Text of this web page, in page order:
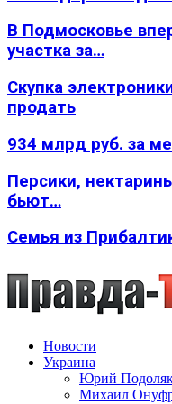
В Подмосковье
участка за…
Скупка
продать
934 млрд руб. за
Персики,
бьют…
Семья из
Новости
Украина
Юрий
Михаил